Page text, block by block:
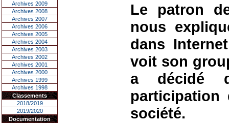
Archives 2009
Archives 2008
Archives 2007
Archives 2006
Archives 2005
Archives 2004
Archives 2003
Archives 2002
Archives 2001
Archives 2000
Archives 1999
Archives 1998
Classements
2018/2019
2019/2020
Documentation
Le patron
nous
dans
voit son
a décidé
participation
société.